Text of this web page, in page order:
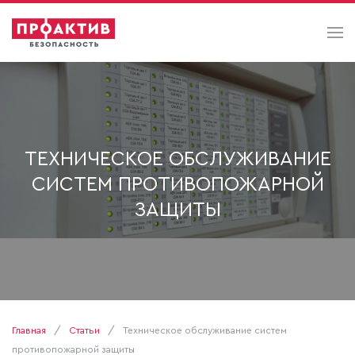
ТЕХНИЧЕСКОЕ ОБСЛУЖИВАНИЕ
СИСТЕМ ПРОТИВОПОЖАРНОЙ
ЗАЩИТЫ
Главная Статьи
Техническое обслуживание систем
противопожарной защиты